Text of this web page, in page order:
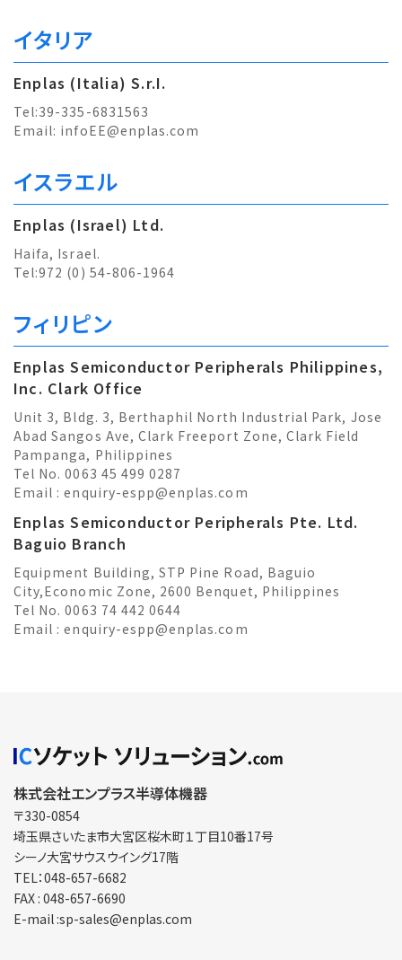
イタリア
Enplas (Italia) S.r.I.
Tel:39-335-6831563
Email: infoEE@enplas.com
イスラエル
Enplas (Israel) Ltd.
Haifa, Israel.
Tel:972 (0) 54-806-1964
フィリピン
Enplas Semiconductor Peripherals Philippines,
Inc. Clark Office
Unit 3, Bldg. 3, Berthaphil North Industrial Park, Jose
Abad Sangos Ave, Clark Freeport Zone, Clark Field
Pampanga, Philippines
Tel No. 0063 45 499 0287
Email :enquiry-espp@enplas.com
Enplas Semiconductor Peripherals Pte. Ltd.
Baguio Branch
Equipment Building, STP Pine Road, Baguio
City,Economic Zone, 2600 Benquet, Philippines
Tel No. 0063 74 442 0644
Email :enquiry-espp@enplas.com
株式会社エンプラス半導体機器
〒330-0854
埼玉県さいたま市大宮区桜木町１丁目10番17号
シーノ大宮サウスウイング17階
TEL：048-657-6682
FAX : 048-657-6690
E-mail :sp-sales@enplas.com